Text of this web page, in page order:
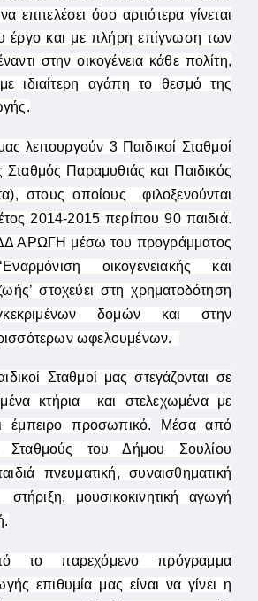
επιτελέσει όσο αρτιότερα γίνεται
έργο και με πλήρη επίγνωση των
στην οικογένεια κάθε πολίτη,
με ιδιαίτερη αγάπη το θεσμό της
λειτουργούν 3 Παιδικοί Σταθμοί
Σταθμός Παραμυθιάς και Παιδικός
στους οποίους φιλοξενούνται
2014-2015 περίπου 90 παιδιά.
ΑΡΩΓΗ μέσω του προγράμματος
οικογενειακής και
στοχεύει στη χρηματοδότηση
δομών και στην
ωφελουμένων.
Σταθμοί μας στεγάζονται σε
κτήρια και στελεχωμένα με
έμπειρο προσωπικό.
Μέσα από
Σταθμούς του Δήμου Σουλίου
πνευματική, συναισθηματική
μουσικοκινητική αγωγή
το παρεχόμενο πρόγραμμα
επιθυμία μας είναι να γίνει η